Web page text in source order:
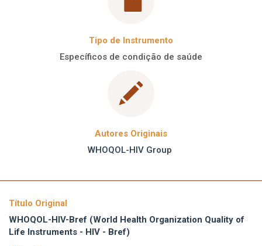
Tipo de Instrumento
Específicos de condição de saúde
Autores Originais
WHOQOL-HIV Group
Título Original
WHOQOL-HIV-Bref (World Health Organization Quality of
Life Instruments - HIV - Bref)